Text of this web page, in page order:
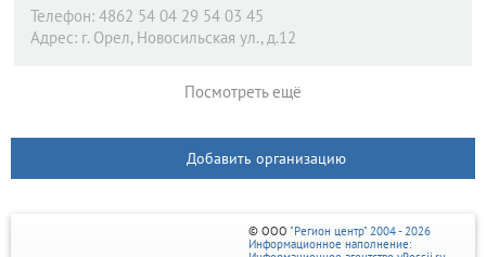
Телефон: 4862 54 04 29 54 03 45
Адрес: г. Орел, Новосильская ул., д.12
Посмотреть ещё
Добавить организацию
© ООО "Регион центр" 2004 - 2026
Информационное наполнение: